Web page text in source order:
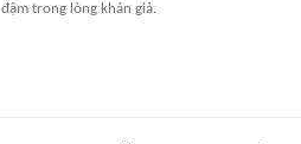
đậm trong lòng khán giả.